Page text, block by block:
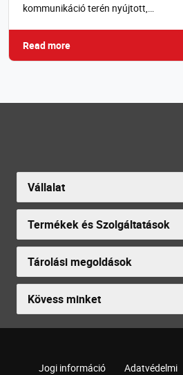
kommunikáció terén nyújtott,…
Read more
Vállalat
Termékek és Szolgáltatások
Tárolási megoldások
Kövess minket
Jogi információ Adatvédelmi